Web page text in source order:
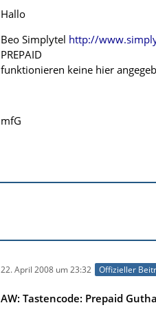
Hallo
Beo Simplytel http://
PREPAID
funktionieren keine hier
mfG
22. April 2008 um 23:32 Offizieller
AW: Tastencode: Prepaid